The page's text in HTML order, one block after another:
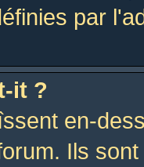
par
it ?
en-
Ils